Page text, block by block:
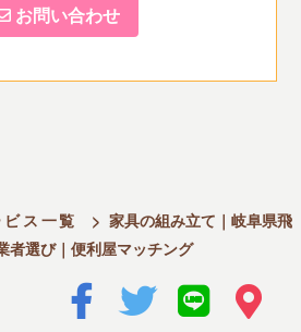
お問い合わせ
ス一覧 > 家具の組み立て｜岐阜県飛
者選び｜便利屋マッチング